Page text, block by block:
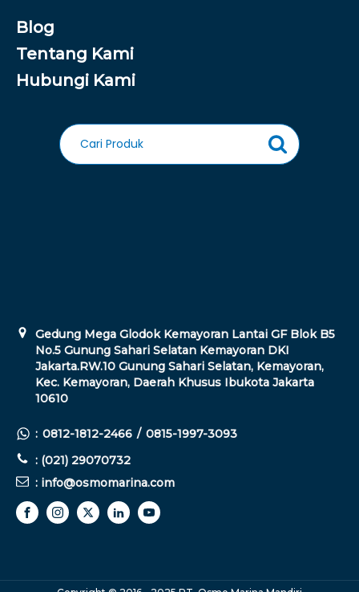
Blog
Tentang Kami
Hubungi Kami
Gedung Mega Glodok Kemayoran Lantai GF Blok B5
No.5 Gunung Sahari Selatan Kemayoran DKI
Jakarta.RW.10 Gunung Sahari Selatan, Kemayoran,
Kec. Kemayoran, Daerah Khusus Ibukota Jakarta
10610
: 0812-1812-2466 / 0815-1997-3093
: (021) 29070732
: info@osmomarina.com